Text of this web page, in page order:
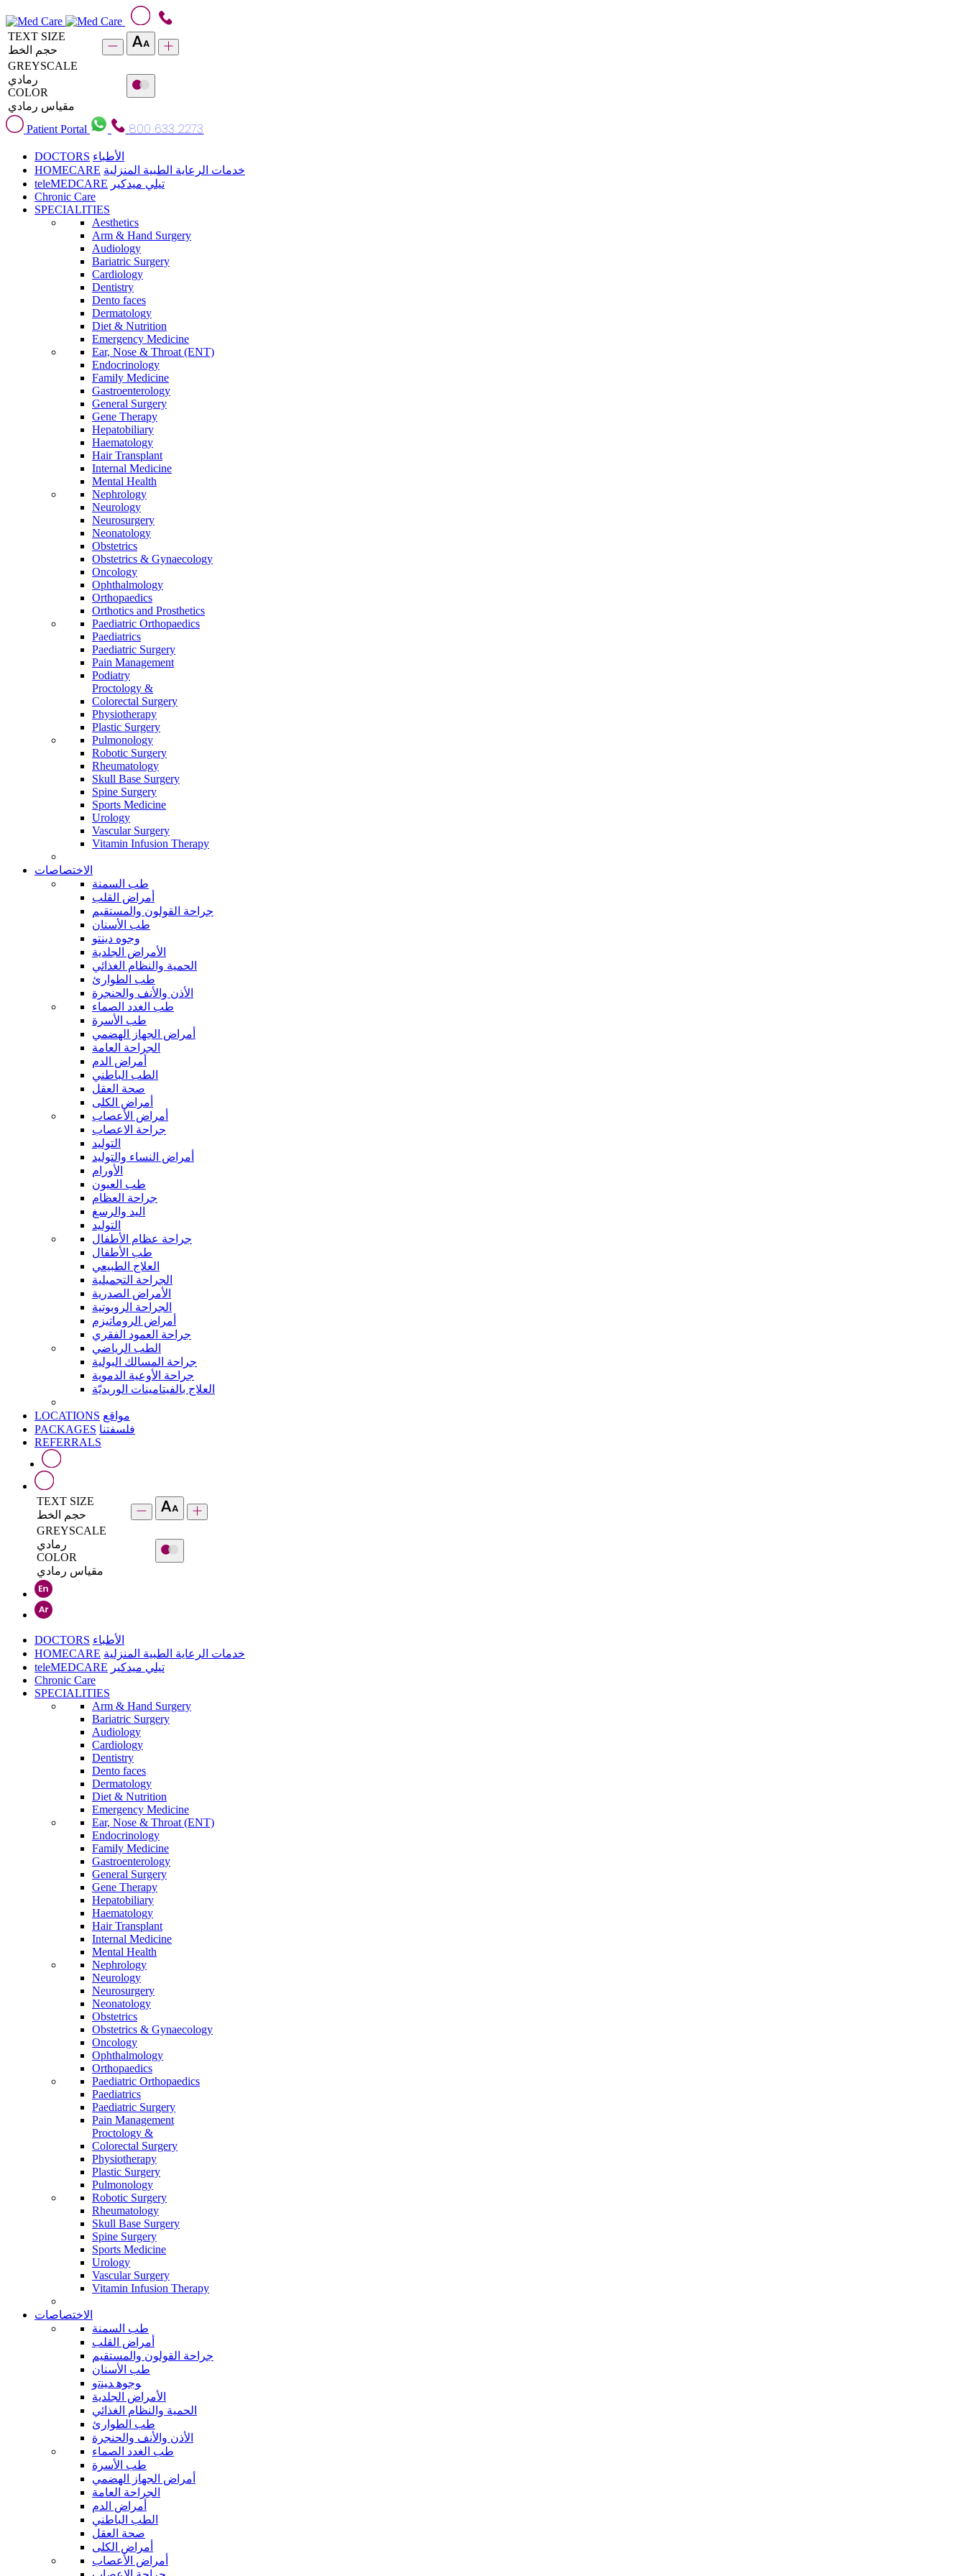
TEXT SIZE
حجم الخط
GREYSCALE
رمادي
COLOR
مقياس رمادي
Patient Portal
800 633 2273
DOCTORS الأطباء
HOMECARE خدمات الرعاية الطبية المنزلية
teleMEDCARE تيلي ميدكير
Chronic Care
SPECIALITIES
Aesthetics
Arm & Hand Surgery
Audiology
Bariatric Surgery
Cardiology
Dentistry
Dento faces
Dermatology
Diet & Nutrition
Emergency Medicine
Ear, Nose & Throat (ENT)
Endocrinology
Family Medicine
Gastroenterology
General Surgery
Gene Therapy
Hepatobiliary
Haematology
Hair Transplant
Internal Medicine
Mental Health
Nephrology
Neurology
Neurosurgery
Neonatology
Obstetrics
Obstetrics & Gynaecology
Oncology
Ophthalmology
Orthopaedics
Orthotics and Prosthetics
Paediatric Orthopaedics
Paediatrics
Paediatric Surgery
Pain Management
Podiatry
Proctology &
Colorectal Surgery
Physiotherapy
Plastic Surgery
Pulmonology
Robotic Surgery
Rheumatology
Skull Base Surgery
Spine Surgery
Sports Medicine
Urology
Vascular Surgery
Vitamin Infusion Therapy
الاختصاصات
طب السمنة
أمراض القلب
جراحة القولون والمستقيم
طب الأسنان
وجوه دينتو
الأمراض الجلدية
الحمية والنظام الغذائي
طب الطوارئ
الأذن والأنف والحنجرة
طب الغدد الصماء
طب الأسرة
أمراض الجهاز الهضمي
الجراحة العامة
أمراض الدم
الطب الباطني
صحة العقل
أمراض الكلى
أمراض الأعصاب
جراحة الاعصاب
التوليد
أمراض النساء والتوليد
الأورام
طب العيون
جراحة العظام
اليد والرسغ
التوليد
جراحة عظام الأطفال
طب الأطفال
العلاج الطبيعي
الجراحة التجميلية
الأمراض الصدرية
الجراحة الروبوتية
أمراض الروماتيزم
جراحة العمود الفقري
الطب الرياضي
جراحة المسالك البولية
جراحة الأوعية الدموية
العلاج بالفيتامينات الوريديّة
LOCATIONS مواقع
PACKAGES فلسفتنا
REFERRALS
TEXT SIZE
حجم الخط
GREYSCALE
رمادي
COLOR
مقياس رمادي
DOCTORS الأطباء
HOMECARE خدمات الرعاية الطبية المنزلية
teleMEDCARE تيلي ميدكير
Chronic Care
SPECIALITIES
Arm & Hand Surgery
Bariatric Surgery
Audiology
Cardiology
Dentistry
Dento faces
Dermatology
Diet & Nutrition
Emergency Medicine
Ear, Nose & Throat (ENT)
Endocrinology
Family Medicine
Gastroenterology
General Surgery
Gene Therapy
Hepatobiliary
Haematology
Hair Transplant
Internal Medicine
Mental Health
Nephrology
Neurology
Neurosurgery
Neonatology
Obstetrics
Obstetrics & Gynaecology
Oncology
Ophthalmology
Orthopaedics
Paediatric Orthopaedics
Paediatrics
Paediatric Surgery
Pain Management
Proctology &
Colorectal Surgery
Physiotherapy
Plastic Surgery
Pulmonology
Robotic Surgery
Rheumatology
Skull Base Surgery
Spine Surgery
Sports Medicine
Urology
Vascular Surgery
Vitamin Infusion Therapy
الاختصاصات
طب السمنة
أمراض القلب
جراحة القولون والمستقيم
طب الأسنان
ﻮﺟﻮﻫ ﺪﻴﻨﺗﻭ
الأمراض الجلدية
الحمية والنظام الغذائي
طب الطوارئ
الأذن والأنف والحنجرة
طب الغدد الصماء
طب الأسرة
أمراض الجهاز الهضمي
الجراحة العامة
أمراض الدم
الطب الباطني
صحة العقل
أمراض الكلى
أمراض الأعصاب